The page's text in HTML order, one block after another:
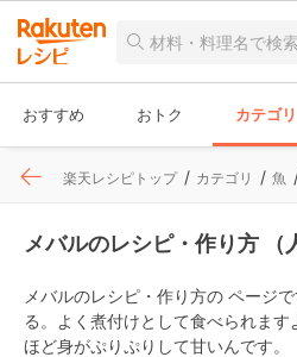
おすすめ おトク カテゴリ
楽天レシピトップ カテゴリ 魚
メバルのレシピ・作り方 （
メバルのレシピ・作り方の ページ
る。よく煮付けとして食べられま
ほど身がぷりぷりして甘いんです。